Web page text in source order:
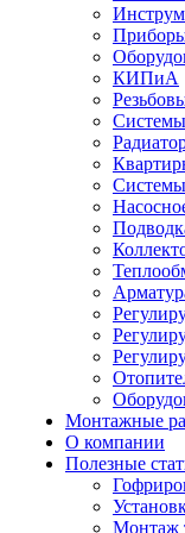
КИПиА
Системы
Монтажные
О компании
Полезные
Монтаж